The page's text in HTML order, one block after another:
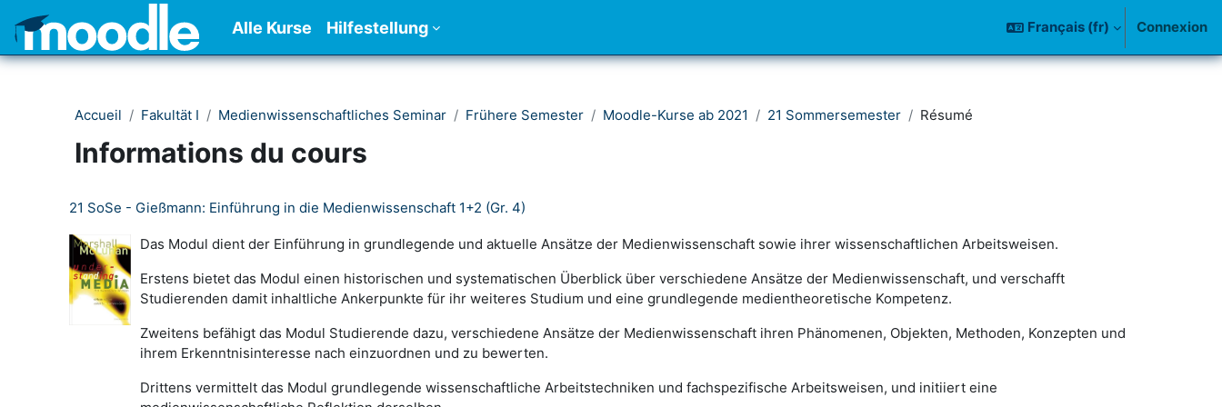
Passer au contenu principal
Alle Kurse Hilfestellung Français ‎(fr)‎ Connexion
Accueil Fakultät I Medienwissenschaftliches Seminar Frühere Semester Moodle-Kurse ab 2021 21 Sommersemester Résumé
Informations du cours
21 SoSe - Gießmann: Einführung in die Medienwissenschaft 1+2 (Gr. 4)
Das Modul dient der Einführung in grundlegende und aktuelle Ansätze der Medienwissenschaft sowie ihrer wissenschaftlichen Arbeitsweisen.
Erstens bietet das Modul einen historischen und systematischen Überblick über verschiedene Ansätze der Medienwissenschaft, und verschafft
Studierenden damit inhaltliche Ankerpunkte für ihr weiteres Studium und eine grundlegende medientheoretische Kompetenz.
Zweitens befähigt das Modul Studierende dazu, verschiedene Ansätze der Medienwissenschaft ihren Phänomenen, Objekten, Methoden, Konzepten und
ihrem Erkenntnisinteresse nach einzuordnen und zu bewerten.
Drittens vermittelt das Modul grundlegende wissenschaftliche Arbeitstechniken und fachspezifische Arbeitsweisen, und initiiert eine